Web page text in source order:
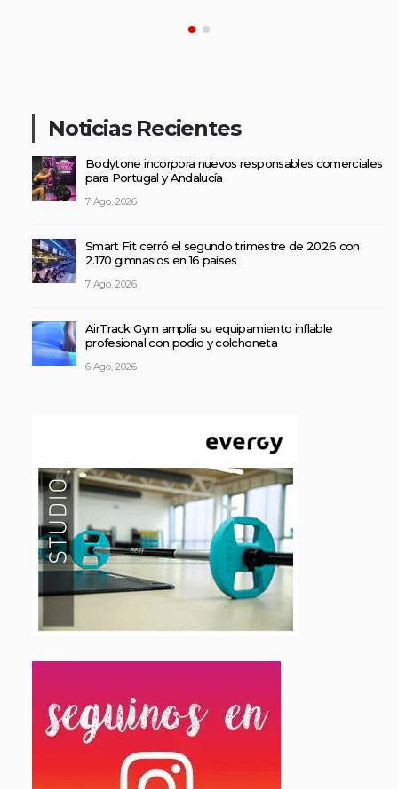
Noticias Recientes
Bodytone incorpora nuevos responsables comerciales
para Portugal y Andalucía
7 Ago, 2026
Smart Fit cerró el segundo trimestre de 2026 con
2.170 gimnasios en 16 países
7 Ago, 2026
AirTrack Gym amplía su equipamiento inflable
profesional con podio y colchoneta
6 Ago, 2026